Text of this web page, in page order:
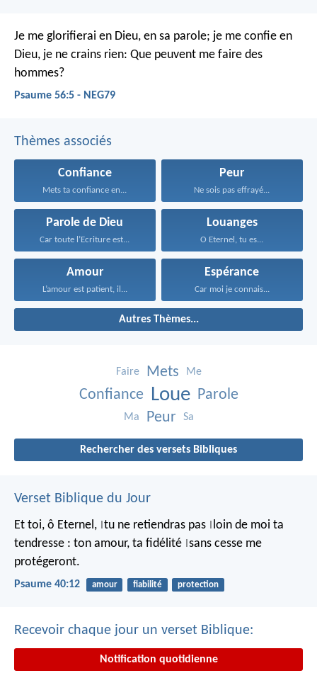
Je me glorifierai en Dieu, en sa parole; je me confie en
Dieu, je ne crains rien: Que peuvent me faire des
hommes?
Psaume 56:5 - NEG79
Thèmes associés
Confiance
Mets ta confiance en...
Peur
Ne sois pas effrayé...
Parole de Dieu
Car toute l’Ecriture est...
Louanges
O Eternel, tu es...
Amour
L’amour est patient, il...
Espérance
Car moi je connais...
Autres Thèmes...
Faire Mets Me
Confiance Loue Parole
Ma Peur Sa
Rechercher des versets Bibliques
Verset Biblique du Jour
Et toi, ô Eternel, tu ne retiendras pas loin de moi ta
tendresse : ton amour, ta fidélité sans cesse me
protégeront.
Psaume 40:12 amour fiabilité protection
Recevoir chaque jour un verset Biblique:
Notification quotidienne